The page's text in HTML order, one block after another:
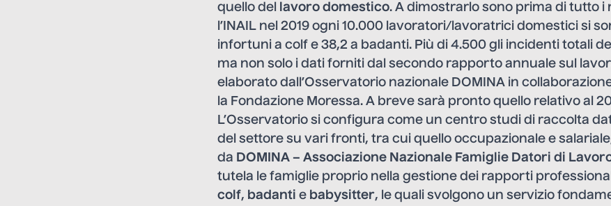
quello del
lavoro domestico. A dimostrarlo sono prima di tutto i
l’INAIL nel 2019 ogni 10.000 lavoratori/lavoratrici domestici si
infortuni a colf e 38,2 a badanti. Più di 4.500 gli incidenti totali
ma non solo i dati forniti dal secondo rapporto annuale sul
elaborato dall’Osservatorio nazionale DOMINA in
la Fondazione Moressa. A breve sarà pronto quello relativo al
L’Osservatorio si configura come un centro studi di raccolta
del settore su vari fronti, tra cui quello occupazionale e
da DOMINA – Associazione Nazionale Famiglie Datori di
tutela le famiglie proprio nella gestione dei rapporti
colf, badanti e babysitter, le quali svolgono un servizio